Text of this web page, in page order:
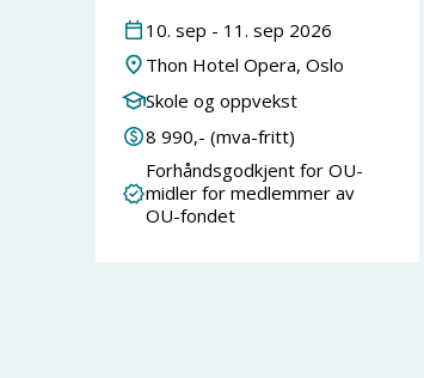
10. sep - 11 . sep 2026
Thon Hotel Opera, Oslo
Skole og oppvekst
8 990,- (mva-fritt)
Forhåndsgodkjent for OU-
midler for medlemmer av
OU-fondet